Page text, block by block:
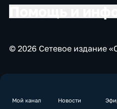
Мой канал Новости
© 2026 Сетевое издание